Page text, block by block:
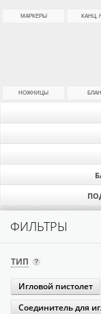
МАРКЕРЫ КАНЦ.
НОЖНИЦЫ
ФИЛЬТРЫ
ТИП
Игловой пистолет
Соединитель для